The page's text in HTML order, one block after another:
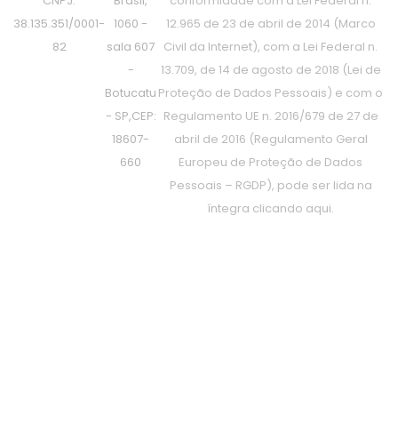
38.135.351/0001-
82
1060 -
sala 607
-
Botucatu
- SP,CEP:
18607-
660
12.965 de 23 de abril de 2014 (Marco
Civil da Internet), com a Lei Federal n.
13.709, de 14 de agosto de 2018 (Lei de
Proteção de Dados Pessoais) e com o
Regulamento UE n. 2016/679 de 27 de
abril de 2016 (Regulamento Geral
Europeu de Proteção de Dados
Pessoais – RGDP), pode ser lida na
íntegra clicando aqui.